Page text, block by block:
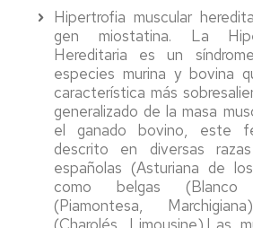
Hipertrofia muscular
gen miostatina. La
Hereditaria es un
especies murina y bovina
característica más
generalizado de la masa
el ganado bovino, este
descrito en diversas
españolas (Asturiana de
como belgas (Blanco
(Piamontesa,